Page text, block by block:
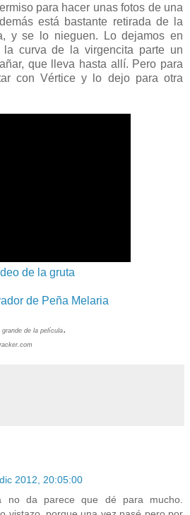
para hacer unas fotos de una
está bastante retirada de la
y se lo nieguen. Lo dejamos en
la curva de la virgencita parte un
que lleva hasta allí. Pero para
con Vértice y lo dejo para otra
de la gruta
de Peña Melaria
de la película.
2012, 20:05:00
no da parece que dé para mucho.